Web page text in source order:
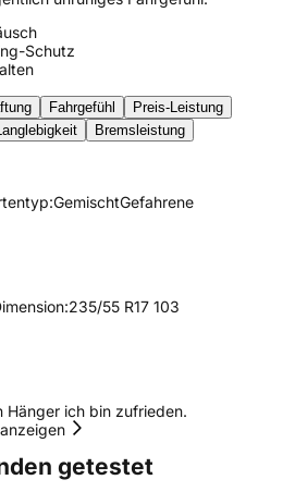
Schutz
Fahrgefühl
Preis-Leistung
Bremsleistung
GemischtGefahrene
235/55 R17 103
Hänger ich bin zufrieden.
getestet